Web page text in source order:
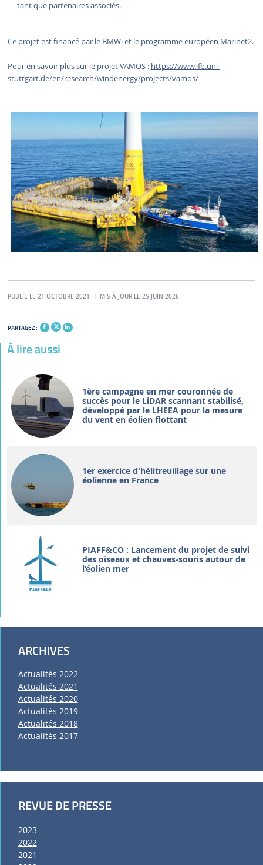
tant que partenaires associés.
Ce projet est financé par le BMWi et le programme européen Marinet2.
Pour en savoir plus sur le projet VAMOS : https://www.ifb.uni-
stuttgart.de/en/research/windenergy/projects/vamos/
PUBLIÉ LE 21 OCTOBRE 2021 MIS À JOUR LE 25 JUIN 2026
PARTAGEZ :
À lire aussi
1ère campagne en mer couronnée de
succès pour le LiDAR scannant stabilisé,
développé par le LHEEA pour la mesure
du vent en éolien flottant
1er exercice d'hélitreuillage sur une
éolienne en France
PIAFF&CO : Lancement du projet de suivi
des oiseaux et chauves-souris autour de
l’éolien mer
ARCHIVES
Actualités 2022
Actualités 2021
Actualités 2020
Actualités 2019
Actualités 2018
Actualités 2017
REVUE DE PRESSE
2023
2022
2021